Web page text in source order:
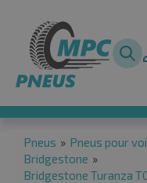
Pneus » Pneus pour
Bridgestone »
Bridgestone Turanza